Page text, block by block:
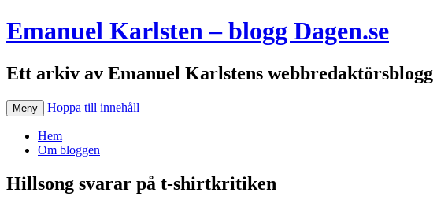
Emanuel Karlsten – blogg Dagen.se
Ett arkiv av Emanuel Karlstens webbredaktörsblogg
Meny Hoppa till innehåll
Hem
Om bloggen
Hillsong svarar på t-shirtkritiken